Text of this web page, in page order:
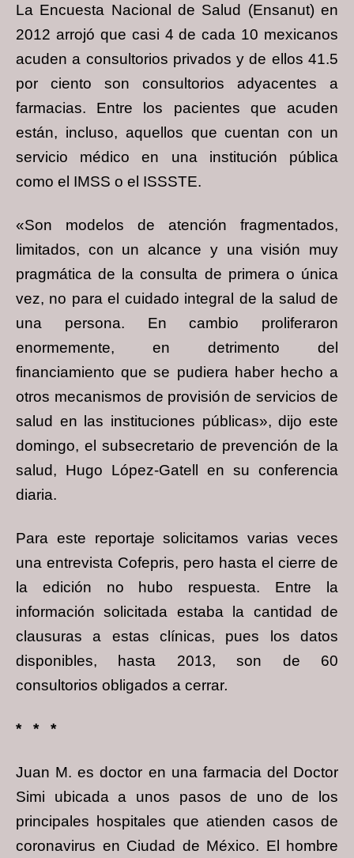
La Encuesta Nacional de Salud (Ensanut) en
2012 arrojó que casi 4 de cada 10 mexicanos
acuden a consultorios privados y de ellos 41.5
por ciento son consultorios adyacentes a
farmacias. Entre los pacientes que acuden
están, incluso, aquellos que cuentan con un
servicio médico en una institución pública
como el IMSS o el ISSSTE.
«Son modelos de atención fragmentados,
limitados, con un alcance y una visión muy
pragmática de la consulta de primera o única
vez, no para el cuidado integral de la salud de
una persona. En cambio proliferaron
enormemente, en detrimento del
financiamiento que se pudiera haber hecho a
otros mecanismos de provisión de servicios de
salud en las instituciones públicas», dijo este
domingo, el subsecretario de prevención de la
salud, Hugo López-Gatell en su conferencia
diaria.
Para este reportaje solicitamos varias veces
una entrevista Cofepris, pero hasta el cierre de
la edición no hubo respuesta. Entre la
información solicitada estaba la cantidad de
clausuras a estas clínicas, pues los datos
disponibles, hasta 2013, son de 60
consultorios obligados a cerrar.
* * *
Juan M. es doctor en una farmacia del Doctor
Simi ubicada a unos pasos de uno de los
principales hospitales que atienden casos de
coronavirus en Ciudad de México. El hombre